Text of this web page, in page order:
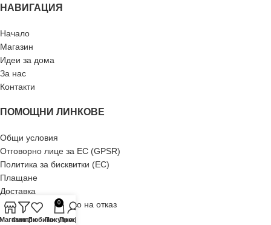
НАВИГАЦИЯ
Начало
Магазин
Идеи за дома
За нас
Контакти
ПОМОЩНИ ЛИНКОВЕ
Общи условия
Отговорно лице за ЕС (GPSR)
Политика за бисквитки (ЕС)
Плащане
Доставка
Рекламация и право на отказ
Връщане
ФилтриЛюбими
0
Покупки
Профил